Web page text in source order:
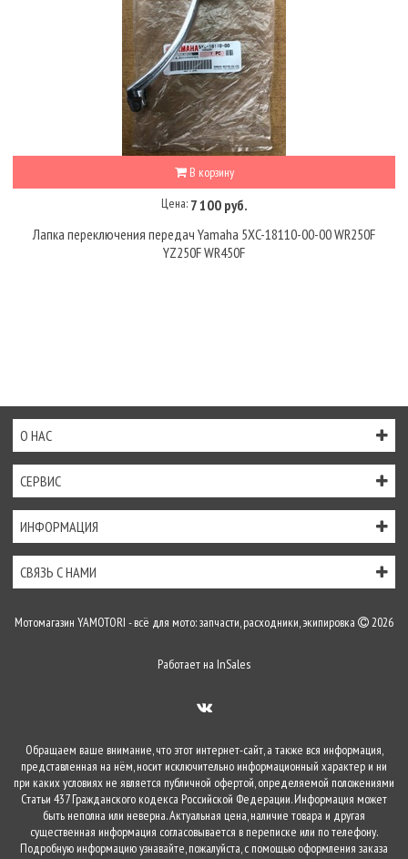
В корзину
Цена: 7 100 руб.
Лапка переключения передач Yamaha 5XC-18110-00-00 WR250F
YZ250F WR450F
О НАС
СЕРВИС
ИНФОРМАЦИЯ
СВЯЗЬ С НАМИ
Мотомагазин YAMOTORI - всё для мото: запчасти, расходники, экипировка 2026
Работает на InSales
Обращаем ваше внимание, что этот интернет-сайт, а также вся информация,
представленная на нём, носит исключительно информационный характер и ни
при каких условиях не является публичной офертой, определяемой положениями
Статьи 437 Гражданского кодекса Российской Федерации. Информация может
быть неполна или неверна. Актуальная цена, наличие товара и другая
существенная информация согласовывается в переписке или по телефону.
Подробную информацию узнавайте, пожалуйста, с помощью оформления заказа